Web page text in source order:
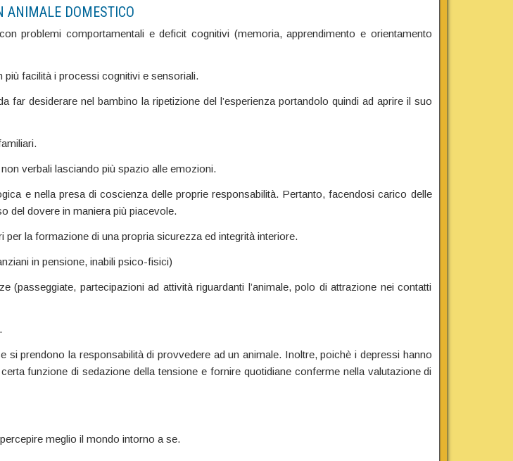
ANIMALE DOMESTICO
problemi comportamentali e deficit cognitivi (memoria, apprendimento e orientamento
facilità i processi cognitivi e sensoriali.
desiderare nel bambino la ripetizione del l’esperienza portandolo quindi ad aprire il suo
verbali lasciando più spazio alle emozioni.
e nella presa di coscienza delle proprie responsabilità. Pertanto, facendosi carico delle
del dovere in maniera più piacevole.
la formazione di una propria sicurezza ed integrità interiore.
in pensione, inabili psico-fisici)
partecipazioni ad attività riguardanti l’animale, polo di attrazione nei contatti
prendono la responsabilità di provvedere ad un animale. Inoltre, poichè i depressi hanno
funzione di sedazione della tensione e fornire quotidiane conferme nella valutazione di
meglio il mondo intorno a se.